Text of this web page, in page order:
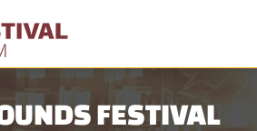
FESTIVAL